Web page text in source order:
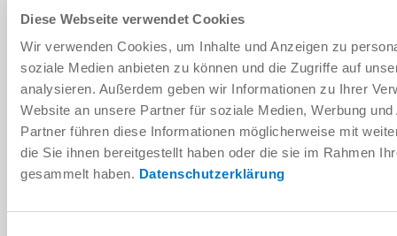
Diese Webseite verwendet Cookies
Wir verwenden Cookies, um Inhalte und Anzeigen zu
soziale Medien anbieten zu können und die Zugriffe auf
analysieren. Außerdem geben wir Informationen zu Ihrer
Website an unsere Partner für soziale Medien, Werbung
Partner führen diese Informationen möglicherweise mit
die Sie ihnen bereitgestellt haben oder die sie im Rahmen
gesammelt haben. Datenschutzerklärung
DOWNLOADS
PDF-Datenblatt
Herunterladen